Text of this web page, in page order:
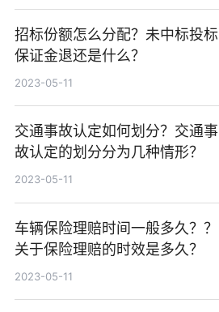
招标份额怎么分配？未中标投标
保证金退还是什么？
2023-05-11
交通事故认定如何划分？交通事
故认定的划分分为几种情形？
2023-05-11
车辆保险理赔时间一般多久？？
关于保险理赔的时效是多久？
2023-05-11